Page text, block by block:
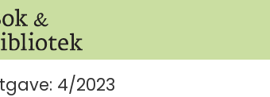
4/2023